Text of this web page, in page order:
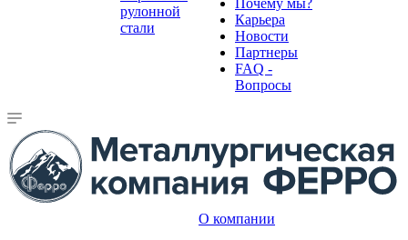
рулонной
стали
Почему мы?
Карьера
Новости
Партнеры
FAQ -
Вопросы
О компании